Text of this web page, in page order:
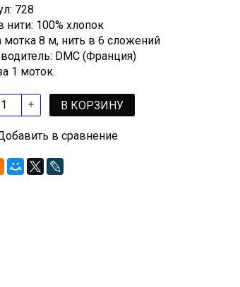
728
нити: 100% хлопок
8 м, нить в 6 сложений
DMC (Франция)
1 моток.
В КОРЗИНУ
в сравнение